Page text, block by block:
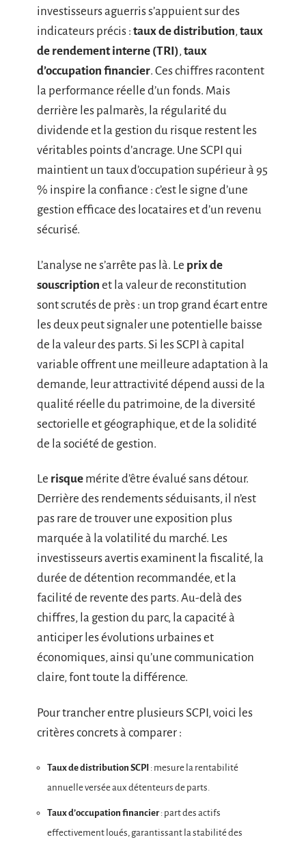
investisseurs aguerris s’appuient sur des
indicateurs précis : taux de distribution,taux
de rendement interne (TRI),taux
d’occupation financier. Ces chiffres racontent
la performance réelle d’un fonds. Mais
derrière les palmarès, la régularité du
dividende et la gestion du risque restent les
véritables points d’ancrage. Une SCPI qui
maintient un taux d’occupation supérieur à 95
% inspire la confiance : c’est le signe d’une
gestion efficace des locataires et d’un revenu
sécurisé.
L’analyse ne s’arrête pas là. Le prix de
souscription et la valeur de reconstitution
sont scrutés de près : un trop grand écart entre
les deux peut signaler une potentielle baisse
de la valeur des parts. Si les SCPI à capital
variable offrent une meilleure adaptation à la
demande, leur attractivité dépend aussi de la
qualité réelle du patrimoine, de la diversité
sectorielle et géographique, et de la solidité
de la société de gestion.
Le risque mérite d’être évalué sans détour.
Derrière des rendements séduisants, il n’est
pas rare de trouver une exposition plus
marquée à la volatilité du marché. Les
investisseurs avertis examinent la fiscalité, la
durée de détention recommandée, et la
facilité de revente des parts. Au-delà des
chiffres, la gestion du parc, la capacité à
anticiper les évolutions urbaines et
économiques, ainsi qu’une communication
claire, font toute la différence.
Pour trancher entre plusieurs SCPI, voici les
critères concrets à comparer :
Taux de distribution SCPI : mesure la rentabilité
annuelle versée aux détenteurs de parts.
Taux d’occupation financier: part des actifs
effectivement loués, garantissant la stabilité des